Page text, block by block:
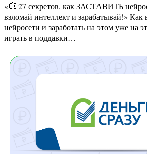
«💥 27 секретов, как ЗАСТАВИТЬ нейросеть работать на тебя:
взломай интеллект и зарабатывай!»
нейросети и заработать на этом уже на
играть в поддавки…